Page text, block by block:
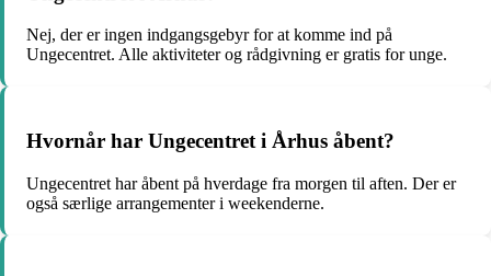
Nej, der er ingen indgangsgebyr for at komme ind på
Ungecentret. Alle aktiviteter og rådgivning er gratis for unge.
Hvornår har Ungecentret i Århus åbent?
Ungecentret har åbent på hverdage fra morgen til aften. Der er
også særlige arrangementer i weekenderne.